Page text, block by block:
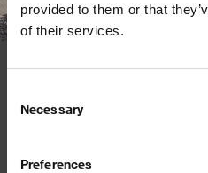
provided to them or that
of their services.
Selection
Necessary
Preferences
Silindirlerin üzerindeki yanma
tarafından sızdırmaz hale
bağlıdır.